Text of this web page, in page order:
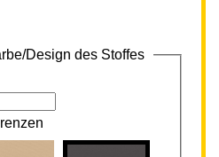
Design des Stoffes